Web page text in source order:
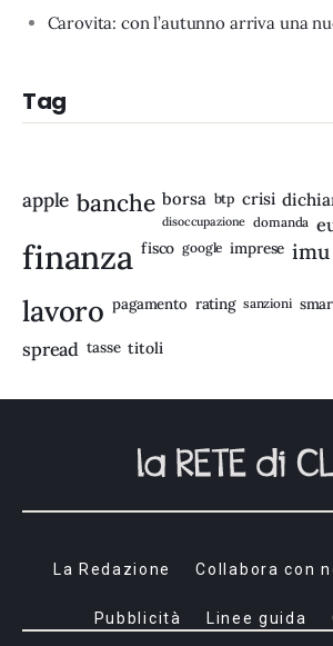
Carovita: con l’autunno arriva una
Tag
apple banche borsa btp crisi
disoccupazione domanda
finanza fisco google imprese imu
lavoro pagamento rating sanzioni
spread tasse titoli
La Redazione Collabora con
Pubblicità Linee guida